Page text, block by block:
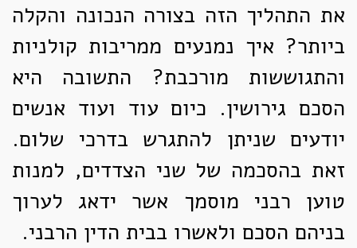
את התהליך הזה בצורה הנכונה והקלה
ביותר? איך נמנעים ממריבות קולניות
והתגוששות מורכבת? התשובה היא
הסכם גירושין. כיום עוד ועוד אנשים
יודעים שניתן להתגרש בדרכי שלום.
זאת בהסכמה של שני הצדדים, למנות
טוען רבני מוסמך אשר ידאג לערוך
בניהם הסכם ולאשרו בבית הדין הרבני.